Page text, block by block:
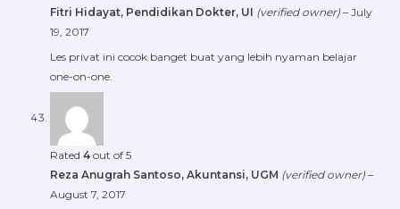
Fitri Hidayat, Pendidikan Dokter, UI (verified owner) – July
19, 2017
Les privat ini cocok banget buat yang lebih nyaman belajar
one-on-one.
Rated 4 out of 5
Reza Anugrah Santoso, Akuntansi, UGM (verified owner) –
August 7, 2017